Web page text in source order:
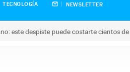
TECNOLOGÍA NEWSLETTER
este despiste puede costarte cientos